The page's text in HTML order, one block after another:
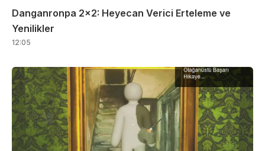
Danganronpa 2×2: Heyecan Verici Erteleme ve
Yenilikler
12:05